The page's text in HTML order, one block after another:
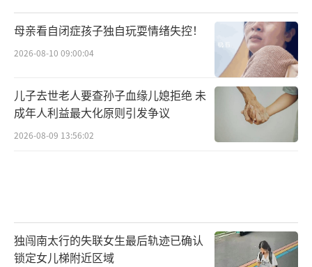
母亲看自闭症孩子独自玩耍情绪失控！
2026-08-10 09:00:04
儿子去世老人要查孙子血缘儿媳拒绝 未
成年人利益最大化原则引发争议
2026-08-09 13:56:02
独闯南太行的失联女生最后轨迹已确认
锁定女儿梯附近区域